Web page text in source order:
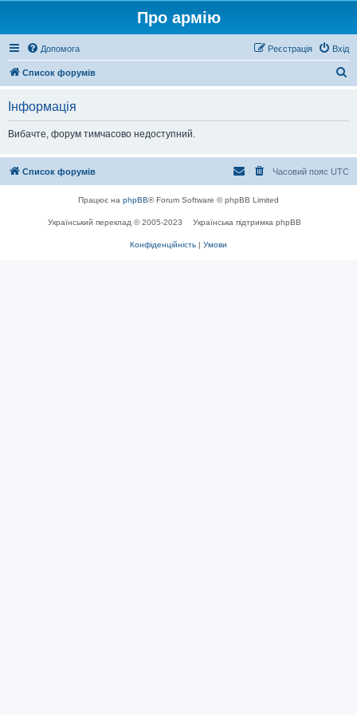
Про армію
Допомога Вхід
Реєстрація
Список форумів
Інформація
Вибачте, форум тимчасово недоступний.
Список форумів Часовий пояс UTC
Працює на phpBB® Forum Software © phpBB Limited
Український переклад © 2005-2023 Українська підтримка phpBB
Конфіденційність | Умови